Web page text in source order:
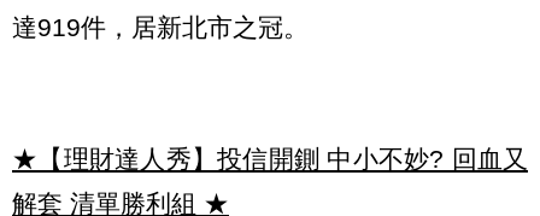
達919件，居新北市之冠。
★【理財達人秀】投信開鍘 中小不妙? 回血又
解套 清單勝利組 ★